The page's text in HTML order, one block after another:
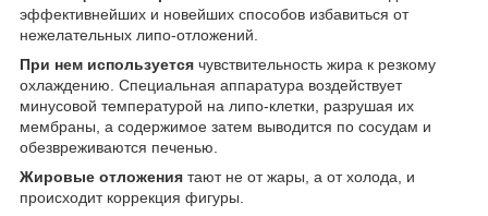
эффективнейших и новейших способов избавиться от
нежелательных липо-отложений.
При нем используется чувствительность жира к резкому
охлаждению. Специальная аппаратура воздействует
минусовой температурой на липо-клетки, разрушая их
мембраны, а содержимое затем выводится по сосудам и
обезвреживаются печенью.
Жировые отложения тают не от жары, а от холода, и
происходит коррекция фигуры.